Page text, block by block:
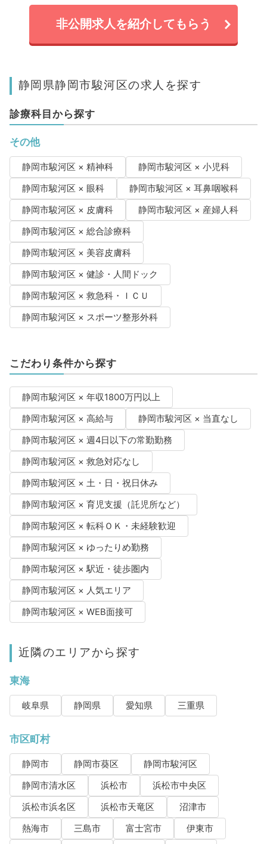
非公開求人を紹介してもらう
静岡県静岡市駿河区の求人を探す
診療科目から探す
その他
静岡市駿河区 × 精神科
静岡市駿河区 × 小児科
静岡市駿河区 × 眼科
静岡市駿河区 × 耳鼻咽喉科
静岡市駿河区 × 皮膚科
静岡市駿河区 × 産婦人科
静岡市駿河区 × 総合診療科
静岡市駿河区 × 美容皮膚科
静岡市駿河区 × 健診・人間ドック
静岡市駿河区 × 救急科・ＩＣＵ
静岡市駿河区 × スポーツ整形外科
こだわり条件から探す
静岡市駿河区 × 年収1800万円以上
静岡市駿河区 × 高給与
静岡市駿河区 × 当直なし
静岡市駿河区 × 週4日以下の常勤勤務
静岡市駿河区 × 救急対応なし
静岡市駿河区 × 土・日・祝日休み
静岡市駿河区 × 育児支援（託児所など）
静岡市駿河区 × 転科ＯＫ・未経験歓迎
静岡市駿河区 × ゆったりめ勤務
静岡市駿河区 × 駅近・徒歩圏内
静岡市駿河区 × 人気エリア
静岡市駿河区 × WEB面接可
近隣のエリアから探す
東海
岐阜県 静岡県 愛知県 三重県
市区町村
静岡市 静岡市葵区
静岡市駿河区
静岡市清水区
浜松市
浜松市中央区
浜松市浜名区
浜松市天竜区
沼津市
熱海市
三島市 富士宮市
伊東市